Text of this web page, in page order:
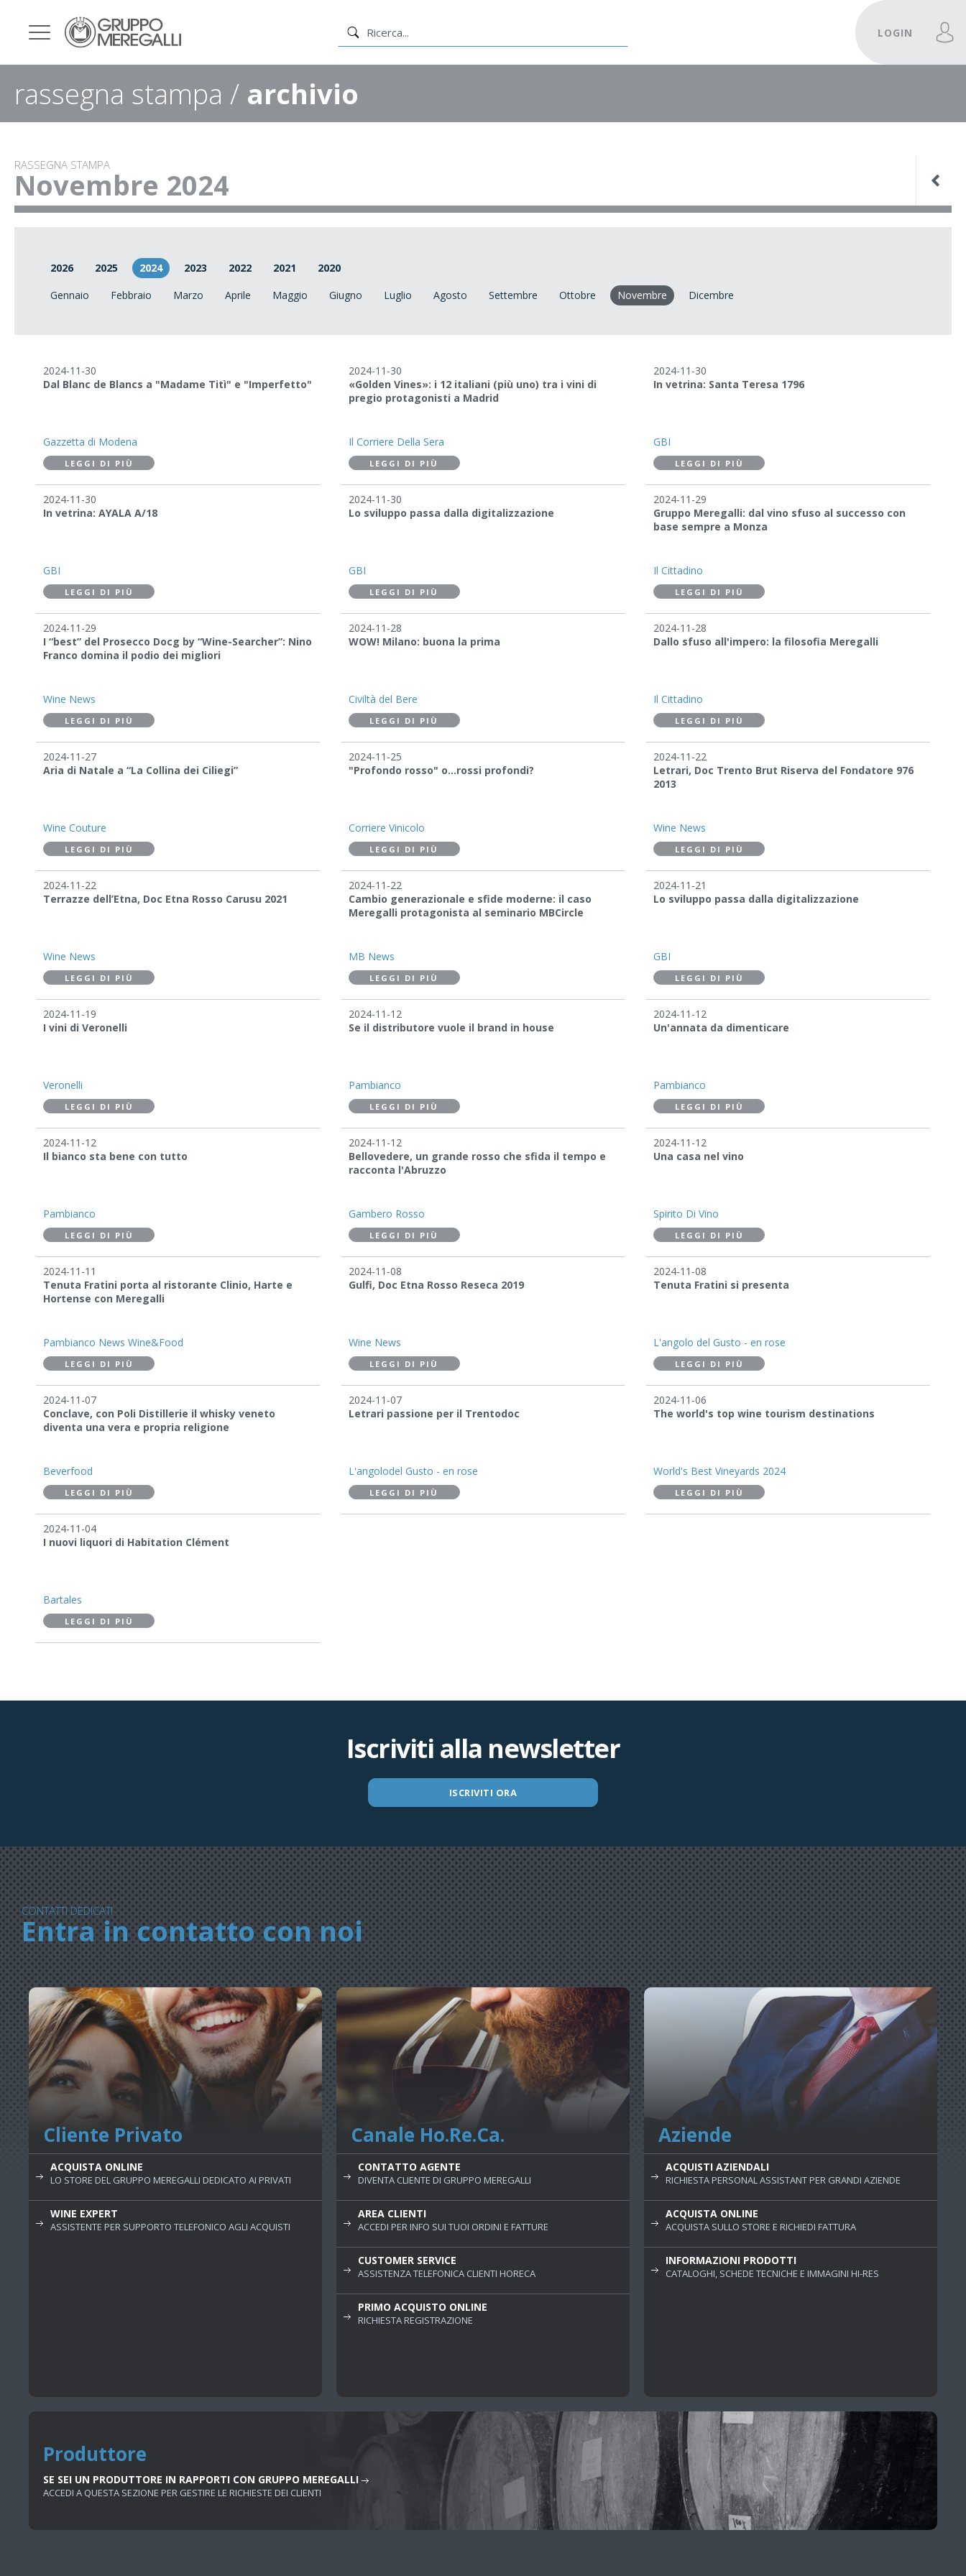
LOGIN
rassegna stampa / archivio
RASSEGNA STAMPA
Novembre 2024
2026 2025
2024
Gennaio
Febbraio Marzo Aprile Maggio Giugno Luglio Agosto Settembre Ottobre Novembre Dicembre
2023 2022 2021 2020
2024-11-30
Dal Blanc de Blancs a "Madame Titì" e "Imperfetto"
Gazzetta di Modena
LEGGI DI PIÙ
2024-11-30
«Golden Vines»: i 12 italiani (più uno) tra i vini di
pregio protagonisti a Madrid
Il Corriere Della Sera
LEGGI DI PIÙ
2024-11-30
In vetrina: Santa Teresa 1796
GBI
LEGGI DI PIÙ
2024-11-30
In vetrina: AYALA A/18
GBI
LEGGI DI PIÙ
2024-11-30
Lo sviluppo passa dalla digitalizzazione
GBI
LEGGI DI PIÙ
2024-11-29
Gruppo Meregalli: dal vino sfuso al successo con
base sempre a Monza
Il Cittadino
LEGGI DI PIÙ
2024-11-29
I “best” del Prosecco Docg by “Wine-Searcher”: Nino
Franco domina il podio dei migliori
Wine News
LEGGI DI PIÙ
2024-11-28
WOW! Milano: buona la prima
Civiltà del Bere
LEGGI DI PIÙ
2024-11-28
Dallo sfuso all'impero: la filosofia Meregalli
Il Cittadino
LEGGI DI PIÙ
2024-11-27
Aria di Natale a “La Collina dei Ciliegi”
Wine Couture
LEGGI DI PIÙ
2024-11-25
"Profondo rosso" o...rossi profondi?
Corriere Vinicolo
LEGGI DI PIÙ
2024-11-22
Letrari, Doc Trento Brut Riserva del Fondatore 976
2013
Wine News
LEGGI DI PIÙ
2024-11-22
Terrazze dell’Etna, Doc Etna Rosso Carusu 2021
Wine News
LEGGI DI PIÙ
2024-11-22
Cambio generazionale e sfide moderne: il caso
Meregalli protagonista al seminario MBCircle
MB News
LEGGI DI PIÙ
2024-11-21
Lo sviluppo passa dalla digitalizzazione
GBI
LEGGI DI PIÙ
2024-11-19
I vini di Veronelli
Veronelli
LEGGI DI PIÙ
2024-11-12
Se il distributore vuole il brand in house
Pambianco
LEGGI DI PIÙ
2024-11-12
Un'annata da dimenticare
Pambianco
LEGGI DI PIÙ
2024-11-12
Il bianco sta bene con tutto
Pambianco
LEGGI DI PIÙ
2024-11-12
Bellovedere, un grande rosso che sfida il tempo e
racconta l'Abruzzo
Gambero Rosso
LEGGI DI PIÙ
2024-11-12
Una casa nel vino
Spirito Di Vino
LEGGI DI PIÙ
2024-11-11
Tenuta Fratini porta al ristorante Clinio, Harte e
Hortense con Meregalli
Pambianco News Wine&Food
LEGGI DI PIÙ
2024-11-08
Gulfi, Doc Etna Rosso Reseca 2019
Wine News
LEGGI DI PIÙ
2024-11-08
Tenuta Fratini si presenta
L'angolo del Gusto - en rose
LEGGI DI PIÙ
2024-11-07
Conclave, con Poli Distillerie il whisky veneto
diventa una vera e propria religione
Beverfood
LEGGI DI PIÙ
2024-11-07
Letrari passione per il Trentodoc
L'angolodel Gusto - en rose
LEGGI DI PIÙ
2024-11-06
The world's top wine tourism destinations
World's Best Vineyards 2024
LEGGI DI PIÙ
2024-11-04
I nuovi liquori di Habitation Clément
Bartales
LEGGI DI PIÙ
Iscriviti alla newsletter
ISCRIVITI ORA
CONTATTI DEDICATI
Entra in contatto con noi
Cliente Privato
ACQUISTA ONLINE
LO STORE DEL GRUPPO MEREGALLI DEDICATO AI PRIVATI
WINE EXPERT
ASSISTENTE PER SUPPORTO TELEFONICO AGLI ACQUISTI
Canale Ho.Re.Ca.
CONTATTO AGENTE
DIVENTA CLIENTE DI GRUPPO MEREGALLI
AREA CLIENTI
ACCEDI PER INFO SUI TUOI ORDINI E FATTURE
CUSTOMER SERVICE
ASSISTENZA TELEFONICA CLIENTI HORECA
PRIMO ACQUISTO ONLINE
RICHIESTA REGISTRAZIONE
Aziende
ACQUISTI AZIENDALI
RICHIESTA PERSONAL ASSISTANT PER GRANDI AZIENDE
ACQUISTA ONLINE
ACQUISTA SULLO STORE E RICHIEDI FATTURA
INFORMAZIONI PRODOTTI
CATALOGHI, SCHEDE TECNICHE E IMMAGINI HI-RES
Produttore
SE SEI UN PRODUTTORE IN RAPPORTI CON GRUPPO MEREGALLI
ACCEDI A QUESTA SEZIONE PER GESTIRE LE RICHIESTE DEI CLIENTI